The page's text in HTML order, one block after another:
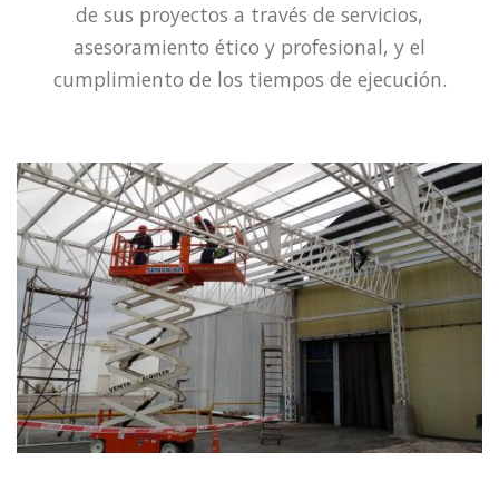
de sus proyectos a través de servicios,
asesoramiento ético y profesional, y el
cumplimiento de los tiempos de ejecución.